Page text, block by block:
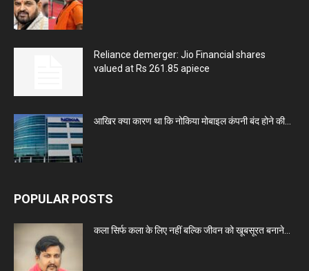
Reliance demerger: Jio Financial shares
valued at Rs 261.85 apiece
आखिर क्या कारण था कि नोकिया मोबाइल कंपनी बंद होने की...
POPULAR POSTS
कला सिर्फ कला के लिए नहीं बल्कि जीवन को खूबसूरत बनाने...